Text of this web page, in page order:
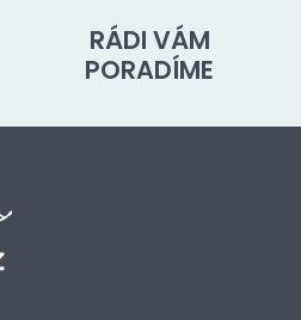
RÁDI VÁM
PORADÍME